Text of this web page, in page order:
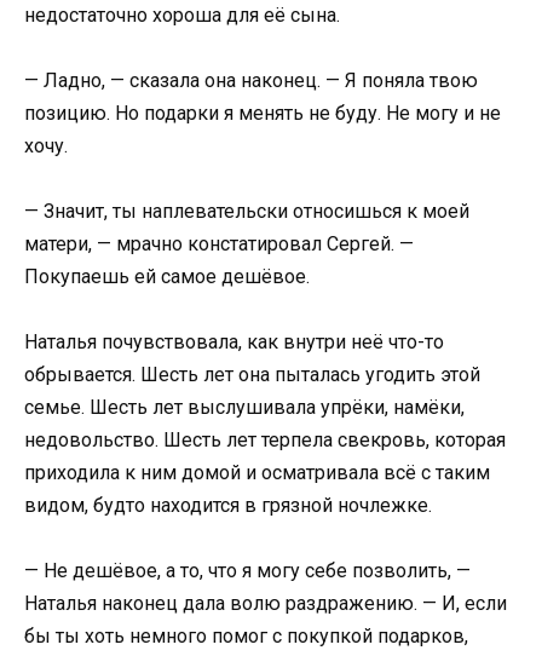
недостаточно хороша для её сына.
— Ладно, — сказала она наконец. — Я поняла твою
позицию. Но подарки я менять не буду. Не могу и не
хочу.
— Значит, ты наплевательски относишься к моей
матери, — мрачно констатировал Сергей. —
Покупаешь ей самое дешёвое.
Наталья почувствовала, как внутри неё что-то
обрывается. Шесть лет она пыталась угодить этой
семье. Шесть лет выслушивала упрёки, намёки,
недовольство. Шесть лет терпела свекровь, которая
приходила к ним домой и осматривала всё с таким
видом, будто находится в грязной ночлежке.
— Не дешёвое, а то, что я могу себе позволить, —
Наталья наконец дала волю раздражению. — И, если
бы ты хоть немного помог с покупкой подарков,